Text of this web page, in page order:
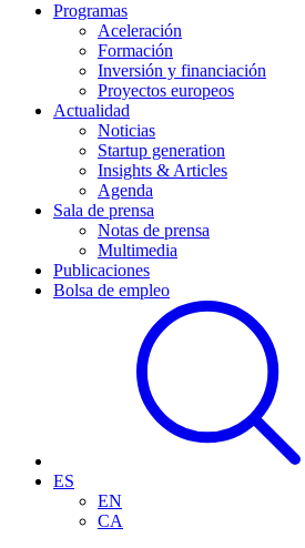
Programas
Aceleración
Formación
Inversión y financiación
Proyectos europeos
Actualidad
Noticias
Startup generation
Insights & Articles
Agenda
Sala de prensa
Notas de prensa
Multimedia
Publicaciones
Bolsa de empleo
ES
EN
CA